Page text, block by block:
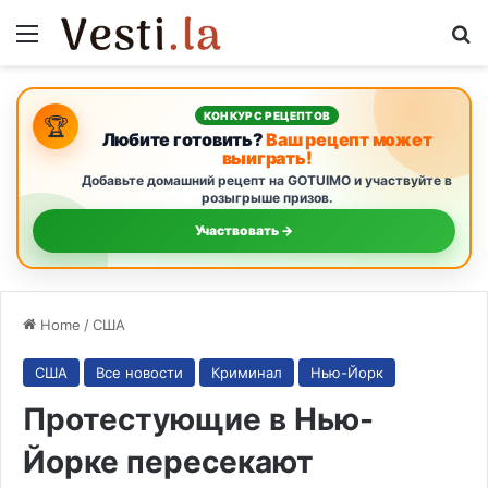
Menu
🏆 КОНКУРС РЕЦЕПТОВ
Любите готовить?Ваш рецепт может
выиграть!
Добавьте домашний рецепт на GOTUIMO и участвуйте в
розыгрыше призов.
Участвовать →
Home /США
США Все новости Криминал Нью-Йорк
Протестующие в Нью-
Йорке пересекают